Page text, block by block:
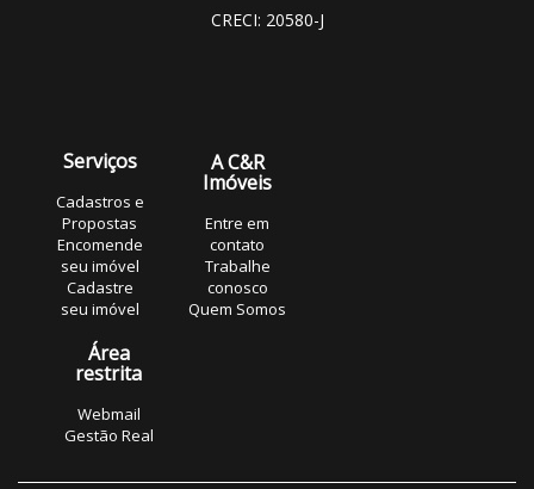
CRECI: 20580-J
Serviços
Cadastros e
Propostas
Encomende
seu imóvel
Cadastre
seu imóvel
A C&R
Imóveis
Entre em
contato
Trabalhe
conosco
Quem Somos
Área
restrita
Webmail
Gestão Real